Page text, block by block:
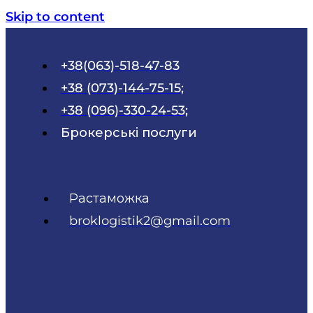
Skip to content
+38(063)-518-47-83
+38 (073)-144-75-15;
+38 (096)-330-24-53;
Брокерські послуги
Растаможка
broklogistik2@gmail.com